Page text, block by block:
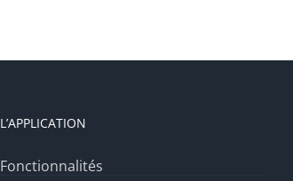
L’APPLICATION
Fonctionnalités